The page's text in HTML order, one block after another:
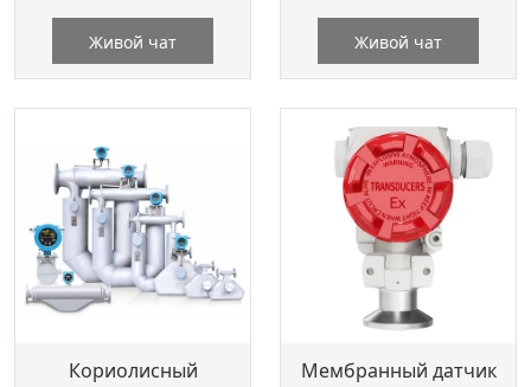
Живой чат Живой чат
Кориолисный
Мембранный датчик